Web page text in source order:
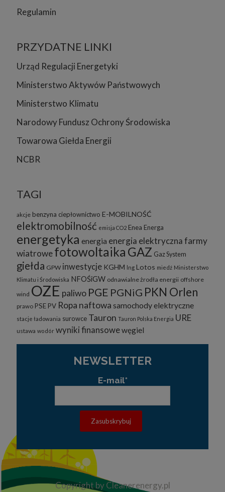
Regulamin
PRZYDATNE LINKI
Urząd Regulacji Energetyki
Ministerstwo Aktywów Państwowych
Ministerstwo Klimatu
Narodowy Fundusz Ochrony Środowiska
Towarowa Giełda Energii
NCBR
TAGI
akcje benzyna ciepłownictwo E-MOBILNOŚĆ
elektromobilność emisja CO2 Enea Energa
energetyka energia energia elektrycznafarmy
wiatrowefotowoltaika GAZ Gaz System
giełda GPW inwestycje KGHM lng Lotos miedź Ministerstwo
Klimatu i Środowiska NFOŚiGW odnawialne żrodła energii offshore
wind OZE paliwo PGE PGNiG PKN Orlen
prawo PSE PV Ropa naftowa samochody elektryczne
stacje ładowania surowce Tauron Tauron Polska Energia URE
ustawa wodór wyniki finansowewęgiel
NEWSLETTER
E-mail*
Copyright by Cleanerenergy.pl